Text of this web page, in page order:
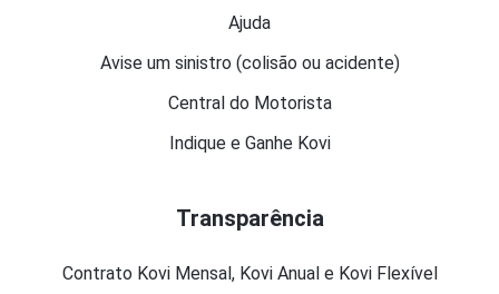
Ajuda
Avise um sinistro (colisão ou acidente)
Central do Motorista
Indique e Ganhe Kovi
Transparência
Contrato Kovi Mensal, Kovi Anual e Kovi Flexível